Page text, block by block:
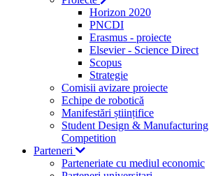
Horizon 2020
PNCDI
Erasmus - proiecte
Elsevier - Science Direct
Scopus
Strategie
Comisii avizare proiecte
Echipe de robotică
Manifestări științifice
Student Design & Manufacturing
Competition
Parteneri
Parteneriate cu mediul economic